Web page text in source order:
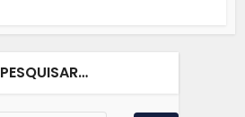
PESQUISAR…